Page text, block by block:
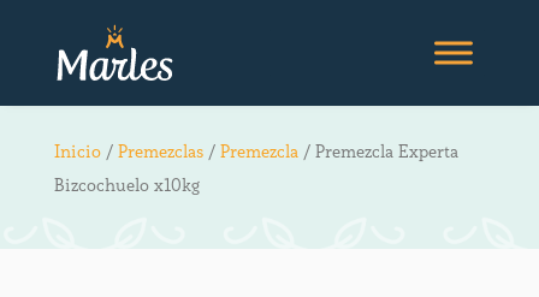
Inicio/ Premezclas/ Premezcla/ Premezcla Experta
Bizcochuelo x10kg